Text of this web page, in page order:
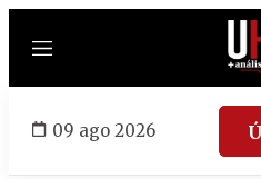
Menú
09 ago 2026